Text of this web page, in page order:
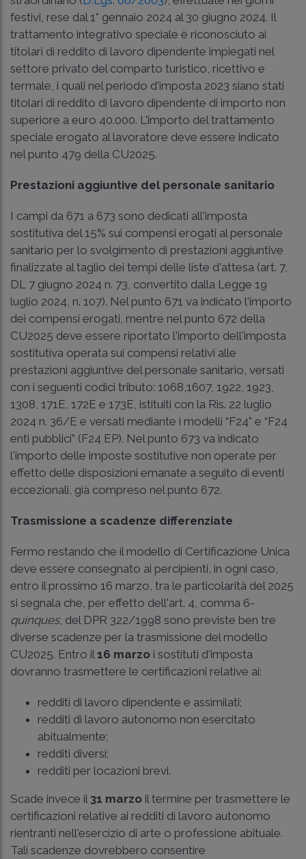
festivi, rese dal 1° gennaio 2024 al 30 giugno 2024. Il
trattamento integrativo speciale è riconosciuto ai
titolari di reddito di lavoro dipendente impiegati nel
settore privato del comparto turistico, ricettivo e
termale, i quali nel periodo d'imposta 2023 siano stati
titolari di reddito di lavoro dipendente di importo non
superiore a euro 40.000. L'importo del trattamento
speciale erogato al lavoratore deve essere indicato
nel punto 479 della CU2025.
Prestazioni aggiuntive del personale sanitario
I campi da 671 a 673 sono dedicati all'imposta
sostitutiva del 15% sui compensi erogati al personale
sanitario per lo svolgimento di prestazioni aggiuntive
finalizzate al taglio dei tempi delle liste d'attesa (art. 7,
DL 7 giugno 2024 n. 73 , convertito dalla Legge 19
luglio 2024, n. 107). Nel punto 671 va indicato l'importo
dei compensi erogati, mentre nel punto 672 della
CU2025 deve essere riportato l'importo dell'imposta
sostitutiva operata sui compensi relativi alle
prestazioni aggiuntive del personale sanitario, versati
con i seguenti codici tributo: 1068,1607, 1922, 1923,
1308, 171E, 172E e 173E, istituiti con la Ris. 22 luglio
2024 n. 36/E e versati mediante i modelli “F24” e “F24
enti pubblici” (F24 EP). Nel punto 673 va indicato
l'importo delle imposte sostitutive non operate per
effetto delle disposizioni emanate a seguito di eventi
eccezionali, già compreso nel punto 672.
Trasmissione a scadenze differenziate
Fermo restando che il modello di Certificazione Unica
deve essere consegnato ai percipienti, in ogni caso,
entro il prossimo 16 marzo, tra le particolarità del 2025
si segnala che, per effetto dell'art. 4, comma 6-
quinques, del DPR 322/1998 sono previste ben tre
diverse scadenze per la trasmissione del modello
CU2025. Entro il 16 marzo i sostituti d'imposta
dovranno trasmettere le certificazioni relative ai:
redditi di lavoro dipendente e assimilati;
redditi di lavoro autonomo non esercitato
abitualmente;
redditi diversi;
redditi per locazioni brevi.
Scade invece il 31 marzo il termine per trasmettere le
certificazioni relative ai redditi di lavoro autonomo
rientranti nell'esercizio di arte o professione abituale.
Tali scadenze dovrebbero consentire